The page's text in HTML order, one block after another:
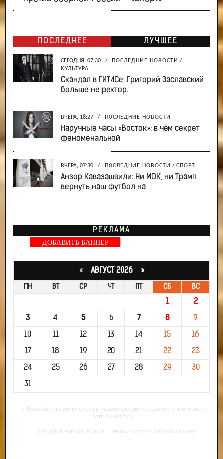
ПОСЛЕДНЕЕ ЛУЧШЕЕ
СЕГОДНЯ, 07:30 / ПОСЛЕДНИЕ НОВОСТИ /
КУЛЬТУРА
Скандал в ГИТИСе: Григорий Заславский
больше не ректор.
ВЧЕРА, 18:27 / ПОСЛЕДНИЕ НОВОСТИ
Наручные часы «Восток»: в чём секрет
феноменальной
ВЧЕРА, 07:30 / ПОСЛЕДНИЕ НОВОСТИ / СПОРТ
Анзор Кавазашвили: Ни МОК, ни Трамп
вернуть наш футбол на
РЕКЛАМА
ДОБАВИТЬ БАННЕР
«АВГУСТ 2026 »
ПН ВТ СР ЧТ ПТ СБ ВС
1 2
3 4 5 6 7 8 9
10 11 12 13 14 15 16
17 18 19 20 21 22 23
24 25 26 27 28 29 30
31
-- Начинайте делать все, что вы можете сделать – и даже то, о чем можете
хотя бы мечтать.
-- Все дело в мыслях. Мысль — начало всего. И мыслями можно